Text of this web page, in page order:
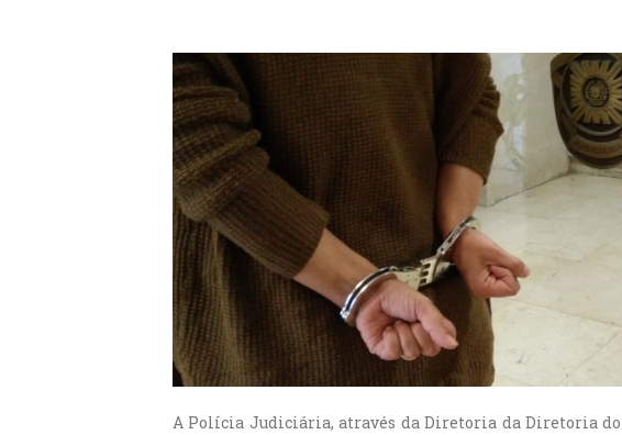
A Polícia Judiciária, através da Diretoria da Diretoria